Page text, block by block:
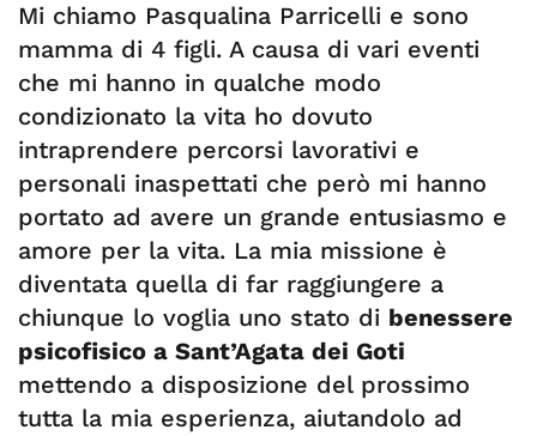
Mi chiamo Pasqualina Parricelli e sono
mamma di 4 figli. A causa di vari eventi
che mi hanno in qualche modo
condizionato la vita ho dovuto
intraprendere percorsi lavorativi e
personali inaspettati che però mi hanno
portato ad avere un grande entusiasmo e
amore per la vita. La mia missione è
diventata quella di far raggiungere a
chiunque lo voglia uno stato di benessere
psicofisico a Sant’Agata dei Goti
mettendo a disposizione del prossimo
tutta la mia esperienza, aiutandolo ad